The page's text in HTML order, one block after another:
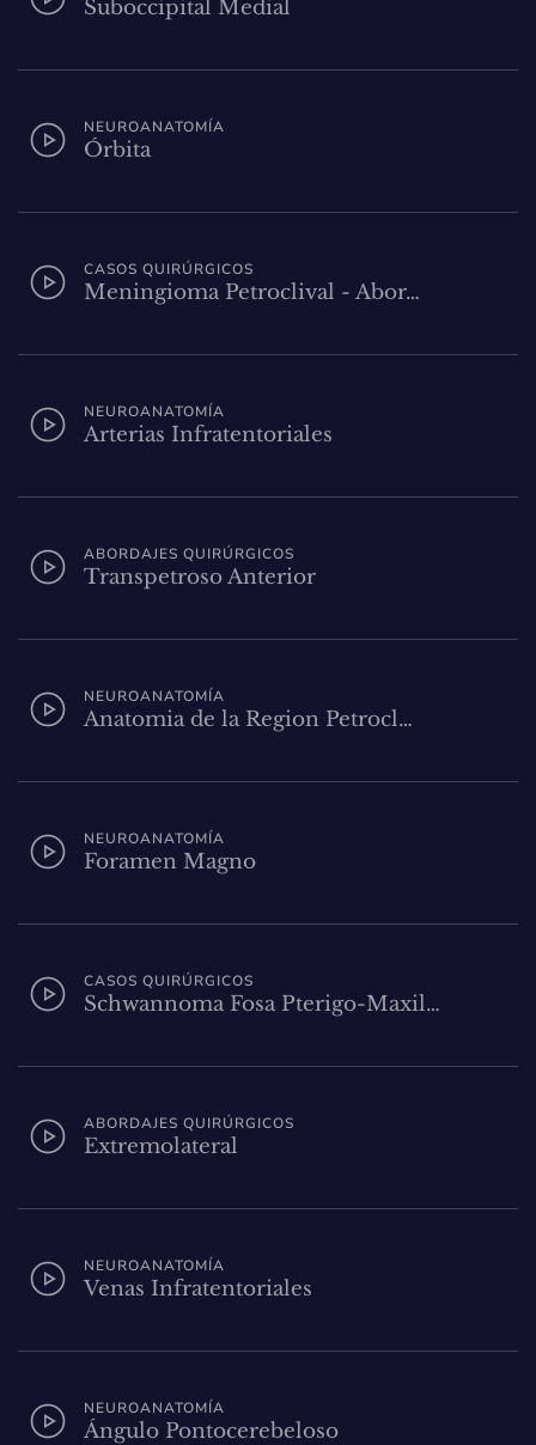
Suboccipital Medial
NEUROANATOMÍA
Órbita
CASOS QUIRÚRGICOS
Meningioma Petroclival - Abor…
NEUROANATOMÍA
Arterias Infratentoriales
ABORDAJES QUIRÚRGICOS
Transpetroso Anterior
NEUROANATOMÍA
Anatomia de la Region Petrocl…
NEUROANATOMÍA
Foramen Magno
CASOS QUIRÚRGICOS
Schwannoma Fosa Pterigo-Maxil…
ABORDAJES QUIRÚRGICOS
Extremolateral
NEUROANATOMÍA
Venas Infratentoriales
NEUROANATOMÍA
Ángulo Pontocerebeloso